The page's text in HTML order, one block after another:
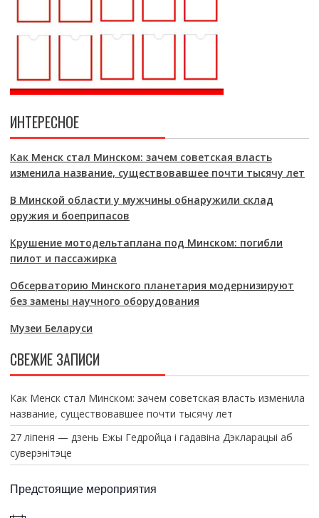
ИНТЕРЕСНОЕ
Как Менск стал Минском: зачем советская власть
изменила название, существовавшее почти тысячу лет
В Минской области у мужчины обнаружили склад
оружия и боеприпасов
Крушение мотодельтаплана под Минском: погибли
пилот и пассажирка
Обсерваторию Минского планетария модернизируют
без замены научного оборудования
Музеи Беларуси
СВЕЖИЕ ЗАПИСИ
Как Менск стал Минском: зачем советская власть изменила
название, существовавшее почти тысячу лет
27 ліпеня — дзень Ежы Гедройца і гадавіна Дэкларацыі аб
суверэнітэце
Предстоящие мероприятия